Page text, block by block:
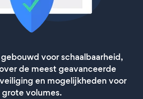
voor schaalbaarheid,
de meest geavanceerde
en mogelijkheden voor
grote volumes.